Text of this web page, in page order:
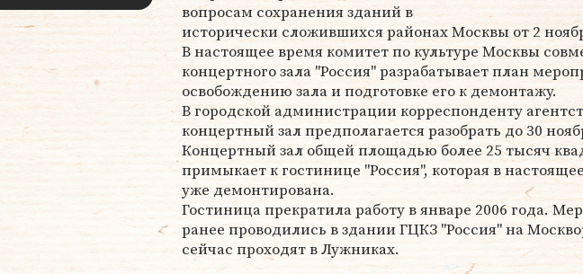
вопросам сохранения зданий в
исторически сложившихся районах Москвы от 2
В настоящее время комитет по культуре Москвы
концертного зала "Россия" разрабатывает план
освобождению зала и подготовке его к демонтажу.
В городской администрации корреспонденту
концертный зал предполагается разобрать до 30
Концертный зал общей площадью более 25 тысяч
примыкает к гостинице "Россия", которая в
уже демонтирована.
Гостиница прекратила работу в январе 2006 года.
ранее проводились в здании ГЦКЗ "Россия" на
сейчас проходят в Лужниках.